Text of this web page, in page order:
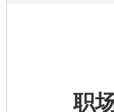
职场人